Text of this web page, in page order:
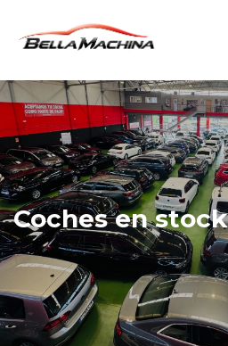
Coches en stock